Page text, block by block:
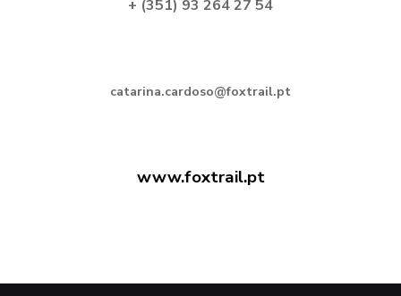
+ (351) 93 264 27 54
catarina.cardoso@foxtrail.pt
www.foxtrail.pt